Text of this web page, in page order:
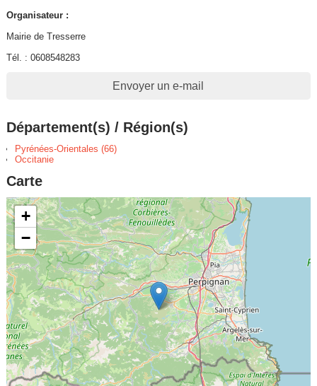
Organisateur :
Mairie de Tresserre
Tél. : 0608548283
Envoyer un e-mail
Département(s) / Région(s)
Pyrénées-Orientales (66)
Occitanie
Carte
+
−